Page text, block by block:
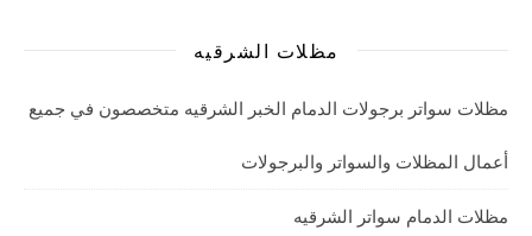
مظلات الشرقيه
مظلات سواتر برجولات الدمام الخبر الشرقيه متخصصون في جميع
أعمال المظلات والسواتر والبرجولات
مظلات الدمام سواتر الشرقيه